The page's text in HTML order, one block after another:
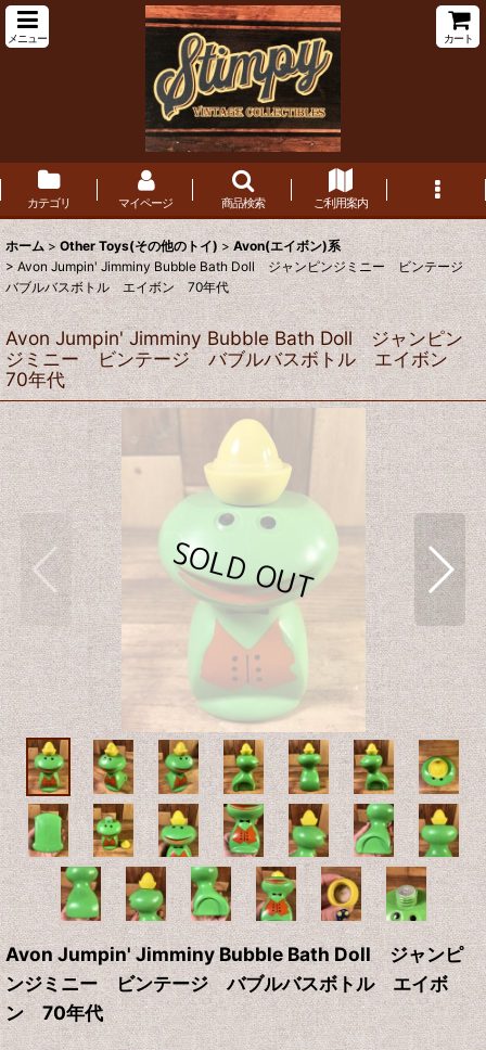
メニュー カート
カテゴリ マイページ 商品検索 ご利用案内
ホーム > Other Toys(その他のトイ) > Avon(エイボン)系
> Avon Jumpin' Jimminy Bubble Bath Doll ジャンピンジミニー ビンテージ
バブルバスボトル エイボン 70年代
Avon Jumpin' Jimminy Bubble Bath Doll ジャンピン
ジミニー ビンテージ バブルバスボトル エイボン
70年代
Avon Jumpin' Jimminy Bubble Bath Doll ジャンピ
ンジミニー ビンテージ バブルバスボトル エイボ
ン 70年代